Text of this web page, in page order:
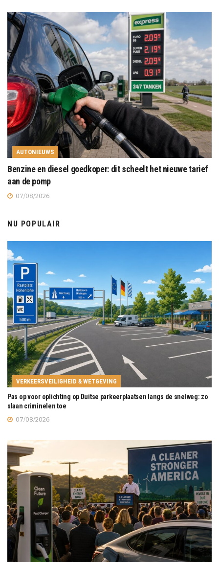
AUTONIEUWS
Benzine en diesel goedkoper: dit scheelt het nieuwe tarief
aan de pomp
07/08/2026
NU POPULAIR
VERKEERSVEILIGHEID & WETGEVING
Pas op voor oplichting op Duitse parkeerplaatsen langs de snelweg: zo
slaan criminelen toe
07/08/2026